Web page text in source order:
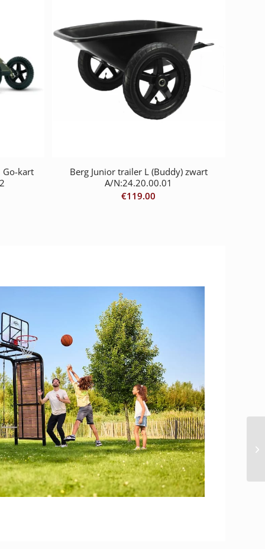
Go-kart
Berg Junior trailer L (Buddy) zwart
A/N:24.20.00.01
€119.00